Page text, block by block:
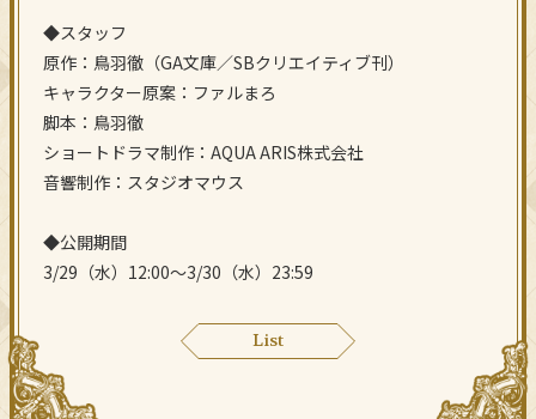
◆スタッフ
原作：鳥羽徹（GA文庫／SBクリエイティブ刊）
キャラクター原案：ファルまろ
脚本：鳥羽徹
ショートドラマ制作：AQUA ARIS株式会社
音響制作：スタジオマウス
◆公開期間
3/29（水）12:00～3/30（水）23:59
List